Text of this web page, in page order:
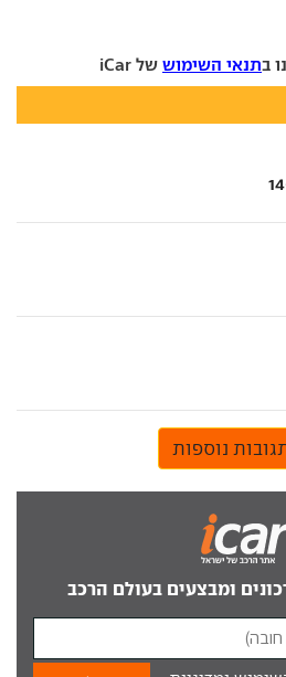
בתנאי השימוש של iCar
נוספות
ומבצעים בעולם הרכב